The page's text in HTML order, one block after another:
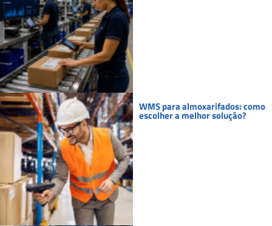
WMS para almoxarifados: como
escolher a melhor solução?